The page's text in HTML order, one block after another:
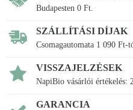
Budapesten 0 Ft.
SZÁLLÍTÁSI DÍJAK
Csomagautomata 1 090
VISSZAJELZÉSEK
NapiBio vásárlói értékelés:
GARANCIA